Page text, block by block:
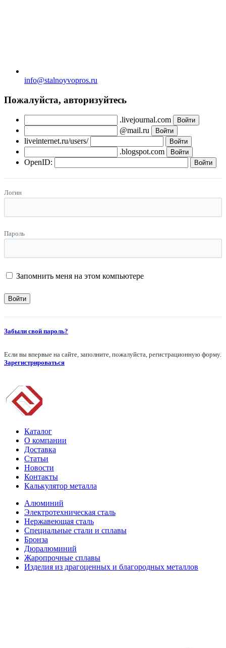
info@stalnoyvopros.ru
Пожалуйста, авторизуйтесь
.livejournal.com
@mail.ru
liveinternet.ru/users/
.blogspot.com
OpenID:
Логин
Пароль
Запомнить меня на этом компьютере
Забыли свой пароль?
Если вы впервые на сайте, заполните, пожалуйста, регистрационную форму.
Зарегистрироваться
Каталог
О компании
Доставка
Статьи
Новости
Контакты
Калькулятор металла
Алюминий
Электротехническая сталь
Нержавеющая сталь
Специальные стали и сплавы
Бронза
Дюралюминий
Жаропрочные сплавы
Изделия из драгоценных и благородных металлов